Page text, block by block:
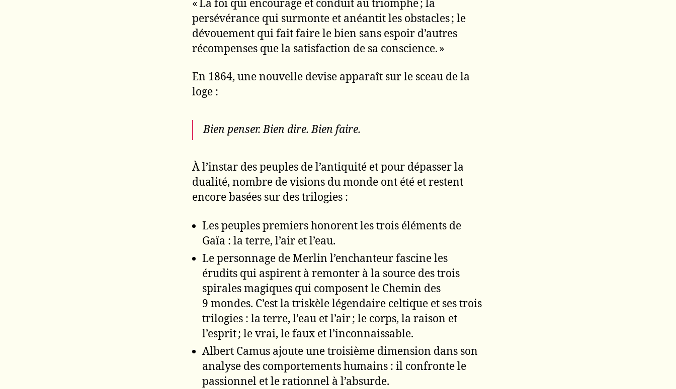
« La foi qui encourage et conduit au triomphe ; la
persévérance qui surmonte et anéantit les obstacles ; le
dévouement qui fait faire le bien sans espoir d’autres
récompenses que la satisfaction de sa conscience. »
En 1864, une nouvelle devise apparaît sur le sceau de la
loge :
Bien penser. Bien dire. Bien faire.
À l’instar des peuples de l’antiquité et pour dépasser la
dualité, nombre de visions du monde ont été et restent
encore basées sur des trilogies :
Les peuples premiers honorent les trois éléments de
Gaïa : la terre, l’air et l’eau.
Le personnage de Merlin l’enchanteur fascine les
érudits qui aspirent à remonter à la source des trois
spirales magiques qui composent le Chemin des
9 mondes. C’est la triskèle légendaire celtique et ses trois
trilogies : la terre, l’eau et l’air ; le corps, la raison et
l’esprit ; le vrai, le faux et l’inconnaissable.
Albert Camus ajoute une troisième dimension dans son
analyse des comportements humains : il confronte le
passionnel et le rationnel à l’absurde.